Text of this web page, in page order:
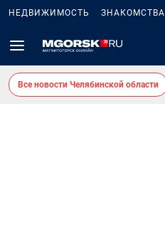
НЕДВИЖИМОСТЬ ЗНАКОМСТВА
Все новости Челябинской области